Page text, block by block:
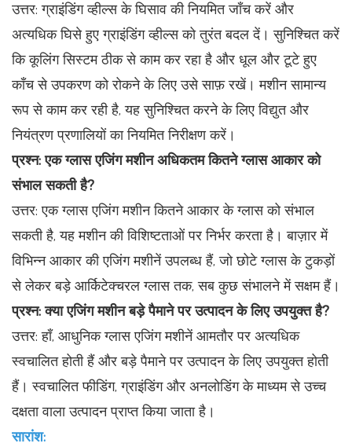
उत्तर: ग्राइंडिंग व्हील्स के घिसाव की नियमित जाँच करें और
अत्यधिक घिसे हुए ग्राइंडिंग व्हील्स को तुरंत बदल दें। सुनिश्चित करें
कि कूलिंग सिस्टम ठीक से काम कर रहा है और धूल और टूटे हुए
काँच से उपकरण को रोकने के लिए उसे साफ़ रखें। मशीन सामान्य
रूप से काम कर रही है, यह सुनिश्चित करने के लिए विद्युत और
नियंत्रण प्रणालियों का नियमित निरीक्षण करें।
प्रश्न: एक ग्लास एजिंग मशीन अधिकतम कितने ग्लास आकार को
संभाल सकती है?
उत्तर: एक ग्लास एजिंग मशीन कितने आकार के ग्लास को संभाल
सकती है, यह मशीन की विशिष्टताओं पर निर्भर करता है। बाज़ार में
विभिन्न आकार की एजिंग मशीनें उपलब्ध हैं, जो छोटे ग्लास के टुकड़ों
से लेकर बड़े आर्किटेक्चरल ग्लास तक, सब कुछ संभालने में सक्षम हैं।
प्रश्न: क्या एजिंग मशीन बड़े पैमाने पर उत्पादन के लिए उपयुक्त है?
उत्तर: हाँ, आधुनिक ग्लास एजिंग मशीनें आमतौर पर अत्यधिक
स्वचालित होती हैं और बड़े पैमाने पर उत्पादन के लिए उपयुक्त होती
हैं। स्वचालित फीडिंग, ग्राइंडिंग और अनलोडिंग के माध्यम से उच्च
दक्षता वाला उत्पादन प्राप्त किया जाता है।
सारांश: